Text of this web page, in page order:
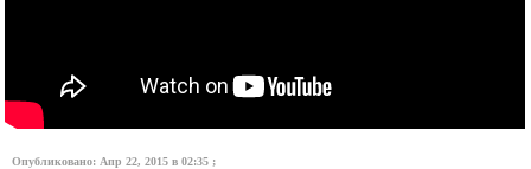
Опубликовано: Апр 22, 2015 в 02:35 ;